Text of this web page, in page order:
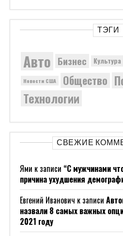
ТЭГИ
Авто Бизнес Культура
Новости США Общество
Технологии
СВЕЖИЕ
Ями к записи “С мужчинами
причина ухудшения
Евгений Иванович к записи
назвали 8 самых важных
2021 году